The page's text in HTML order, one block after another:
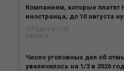
Компаниям, которые платят
иностранца, до 10 августа
СЕГОДНЯ В 11:32
НАЛОГИ
Число уголовных дел об
увеличилось на 1/3 в 2026